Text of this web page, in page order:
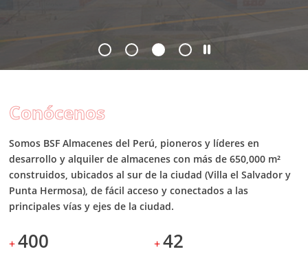
Conócenos
Somos BSF Almacenes del Perú, pioneros y líderes en
desarrollo y alquiler de almacenes con más de 650,000 m²
construidos, ubicados al sur de la ciudad (Villa el Salvador y
Punta Hermosa), de fácil acceso y conectados a las
principales vías y ejes de la ciudad.
+400 +42